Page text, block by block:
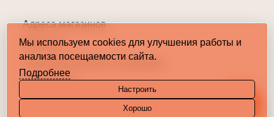
Адреса магазинов
Контакты
Пользовательское соглашение
Карта сайта
Мы используем cookies для улучшения работы и
анализа посещаемости сайта.
Подробнее
Настроить
Хорошо